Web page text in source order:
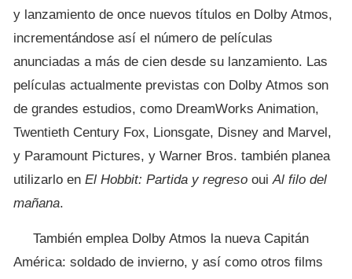
y lanzamiento de once nuevos títulos en Dolby Atmos,
incrementándose así el número de películas
anunciadas a más de cien desde su lanzamiento. Las
películas actualmente previstas con Dolby Atmos son
de grandes estudios, como DreamWorks Animation,
Twentieth Century Fox, Lionsgate, Disney and Marvel,
y Paramount Pictures, y Warner Bros. también planea
utilizarlo en El Hobbit: Partida y regreso ouiAl filo del
mañana.
También emplea Dolby Atmos la nueva Capitán
América: soldado de invierno, y así como otros films